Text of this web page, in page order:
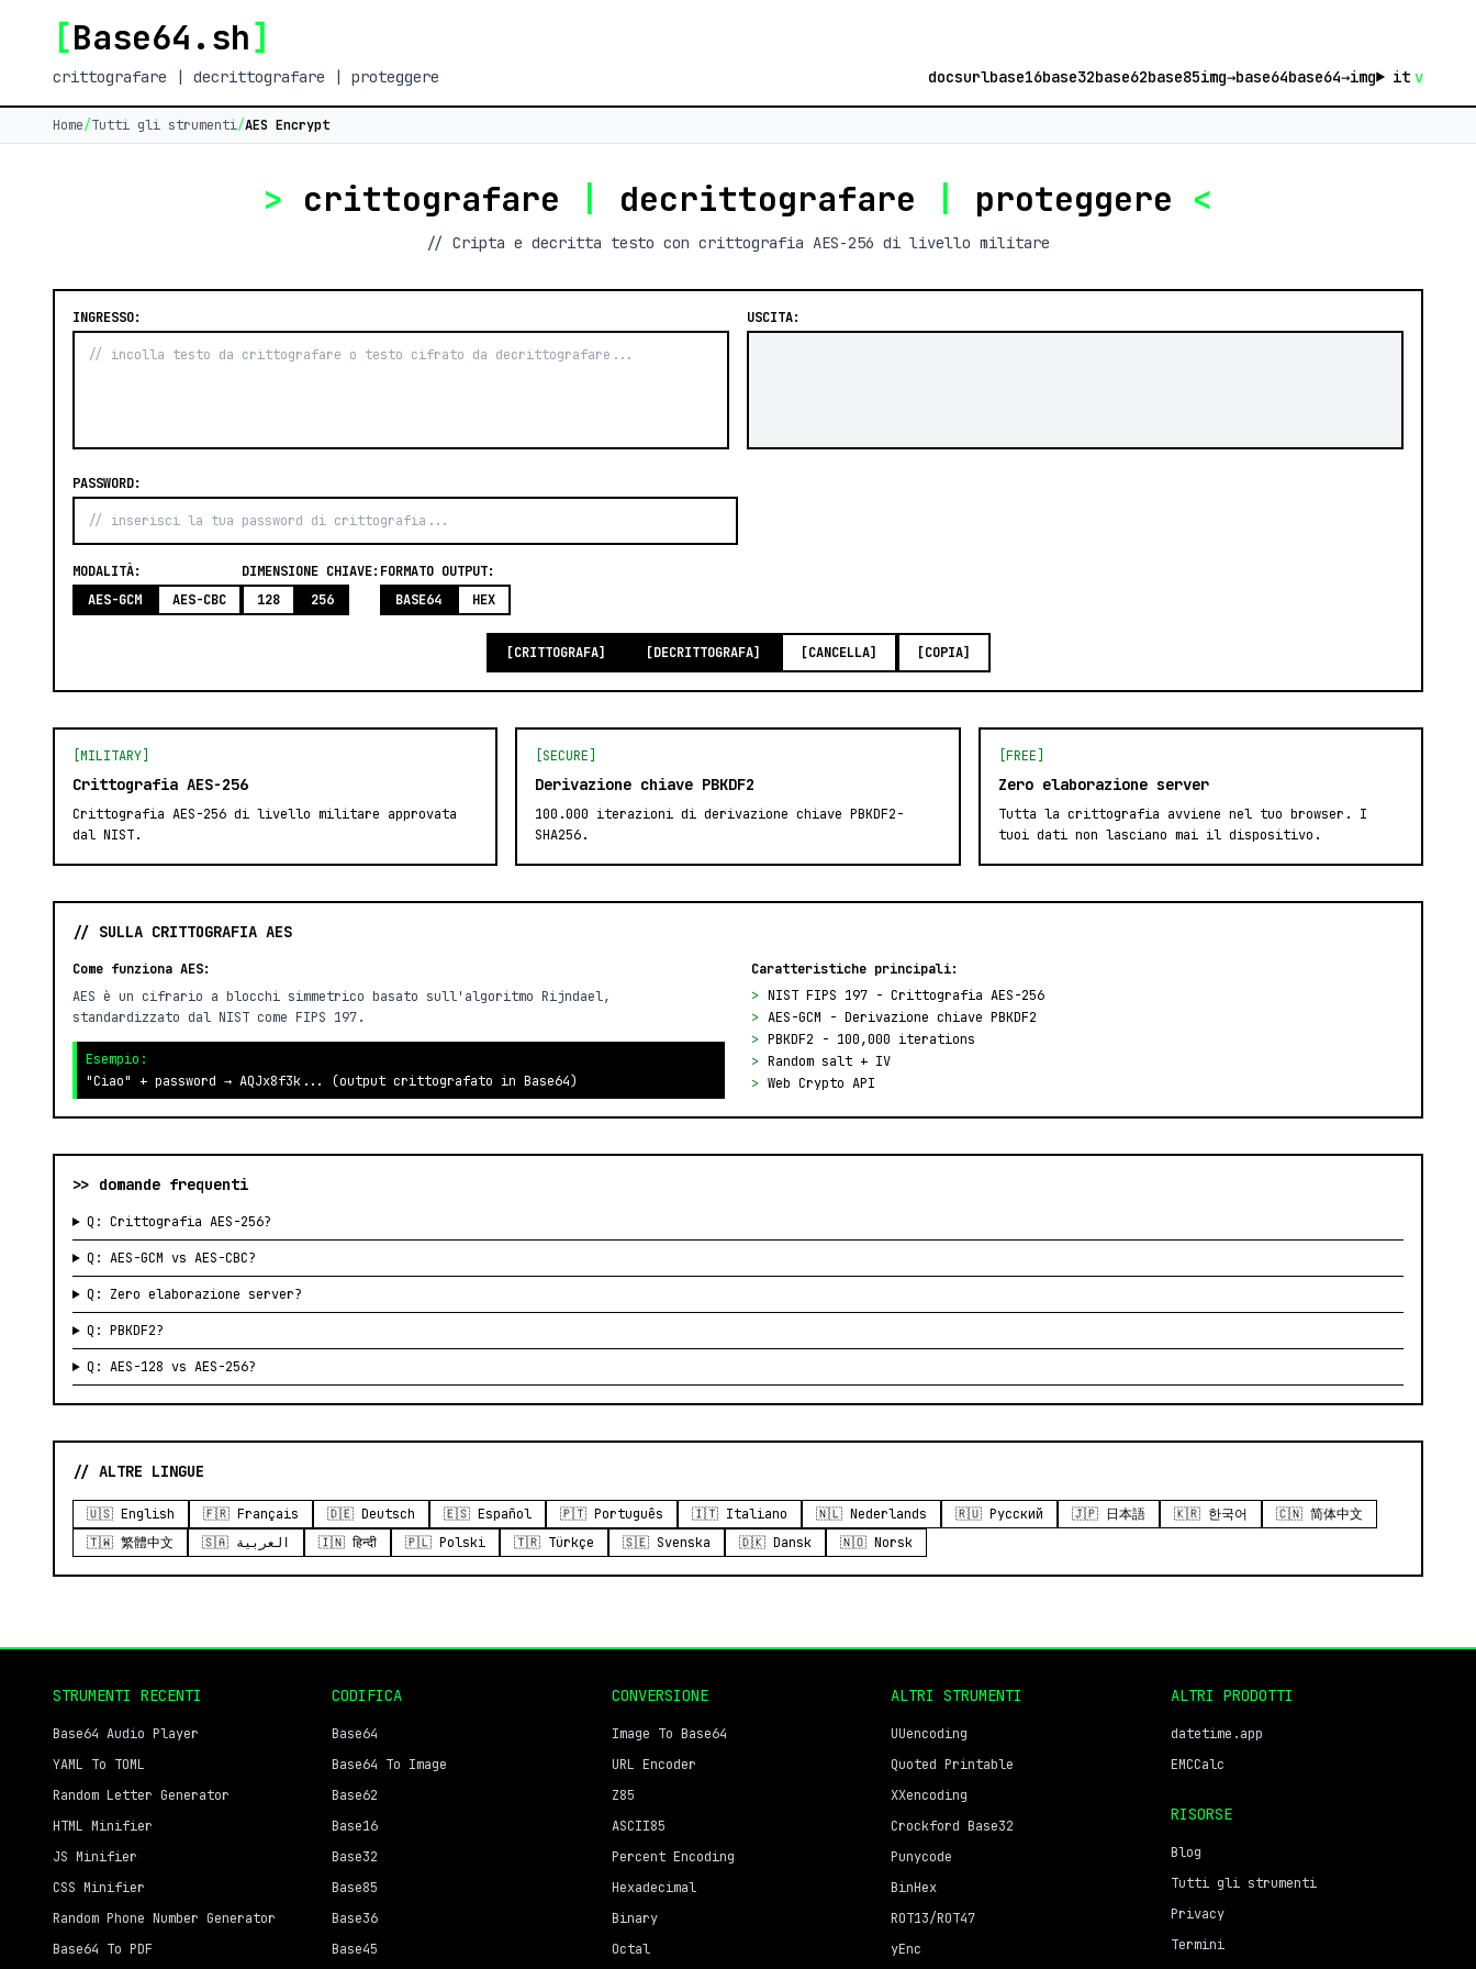
[Base64.sh]
crittografare | decrittografare | proteggere docsurlbase16base32base62base85img→base64base64→img it v
Home/Tutti gli strumenti/AES Encrypt
> crittografare decrittografare proteggere <
// Cripta e decritta testo con crittografia AES-256 di livello militare
INGRESSO: USCITA:
PASSWORD:
MODALITÀ:
AES-GCM
AES-CBC
DIMENSIONE CHIAVE:
128
256
FORMATO OUTPUT:
BASE64
HEX
[CRITTOGRAFA] [DECRITTOGRAFA] [CANCELLA] [COPIA]
[MILITARY]
Crittografia AES-256
Crittografia AES-256 di livello militare approvata
dal NIST.
[SECURE]
Derivazione chiave PBKDF2
100.000 iterazioni di derivazione chiave PBKDF2-
SHA256.
[FREE]
Zero elaborazione server
Tutta la crittografia avviene nel tuo browser. I
tuoi dati non lasciano mai il dispositivo.
// SULLA CRITTOGRAFIA AES
Come funziona AES:
AES è un cifrario a blocchi simmetrico basato sull'algoritmo Rijndael,
standardizzato dal NIST come FIPS 197.
Esempio:
"Ciao" + password → AQJx8f3k... (output crittografato in Base64)
Caratteristiche principali:
> NIST FIPS 197 - Crittografia AES-256
> AES-GCM - Derivazione chiave PBKDF2
> PBKDF2 - 100,000 iterations
> Random salt + IV
> Web Crypto API
>> domande frequenti
Q: Crittografia AES-256?
Q: AES-GCM vs AES-CBC?
Q: Zero elaborazione server?
Q: PBKDF2?
Q: AES-128 vs AES-256?
// ALTRE LINGUE
🇺🇸 English 🇫🇷 Français 🇩🇪 Deutsch 🇪🇸 Español 🇵🇹 Português 🇮🇹 Italiano 🇳🇱 Nederlands 🇷🇺 Русский 🇯🇵 日本語 🇰🇷 한국어
🇨🇳 简体中文
🇹🇼 繁體中文
🇸🇦 العربية 🇮🇳 हिन्दी 🇵🇱 Polski 🇹🇷 Türkçe 🇸🇪 Svenska 🇩🇰 Dansk 🇳🇴 Norsk
STRUMENTI RECENTI
Base64 Audio Player
YAML To TOML
Random Letter Generator
HTML Minifier
JS Minifier
CSS Minifier
Random Phone Number Generator
Base64 To PDF
CODIFICA
Base64
Base64 To Image
Base62
Base16
Base32
Base85
Base36
Base45
CONVERSIONE
Image To Base64
URL Encoder
Z85
ASCII85
Percent Encoding
Hexadecimal
Binary
Octal
ALTRI STRUMENTI
UUencoding
Quoted Printable
XXencoding
Crockford Base32
Punycode
BinHex
ROT13/ROT47
yEnc
ALTRI PRODOTTI
datetime.app
EMCCalc
RISORSE
Blog
Tutti gli strumenti
Privacy
Termini